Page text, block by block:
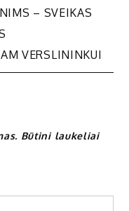
– SVEIKAS
VERSLININKUI
Būtini laukeliai